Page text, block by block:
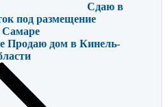
Сдаю в
под размещение
Самаре
Продаю дом в Кинель-